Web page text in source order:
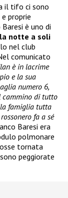
il tifo ci sono
proprie
è uno di
notte a soli
nel club
comunicato
è in lacrime
e la sua
numero 6,
cammino di tutto
famiglia tutta
fa a sé
Baresi era
polmonare
tornata
peggiorate